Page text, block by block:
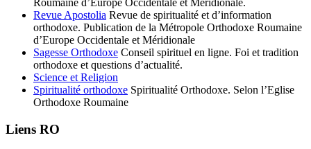
Roumaine d’Europe Occidentale et Méridionale.
Revue Apostolia Revue de spiritualité et d’information
orthodoxe. Publication de la Métropole Orthodoxe Roumaine
d’Europe Occidentale et Méridionale
Sagesse Orthodoxe Conseil spirituel en ligne. Foi et tradition
orthodoxe et questions d’actualité.
Science et Religion
Spiritualité orthodoxe Spiritualité Orthodoxe. Selon l’Eglise
Orthodoxe Roumaine
Liens RO